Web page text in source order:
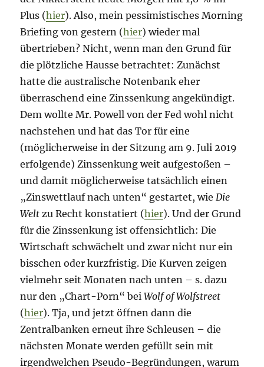
Plus (hier). Also, mein pessimistisches Morning
Briefing von gestern (hier) wieder mal
übertrieben? Nicht, wenn man den Grund für
die plötzliche Hausse betrachtet: Zunächst
hatte die australische Notenbank eher
überraschend eine Zinssenkung angekündigt.
Dem wollte Mr. Powell von der Fed wohl nicht
nachstehen und hat das Tor für eine
(möglicherweise in der Sitzung am 9. Juli 2019
erfolgende) Zinssenkung weit aufgestoßen –
und damit möglicherweise tatsächlich einen
„Zinswettlauf nach unten“ gestartet, wie Die
Welt zu Recht konstatiert (hier). Und der Grund
für die Zinssenkung ist offensichtlich: Die
Wirtschaft schwächelt und zwar nicht nur ein
bisschen oder kurzfristig. Die Kurven zeigen
vielmehr seit Monaten nach unten – s. dazu
nur den „Chart-Porn“ beiWolf of Wolfstreet
(hier). Tja, und jetzt öffnen dann die
Zentralbanken erneut ihre Schleusen – die
nächsten Monate werden gefüllt sein mit
irgendwelchen Pseudo-Begründungen, warum